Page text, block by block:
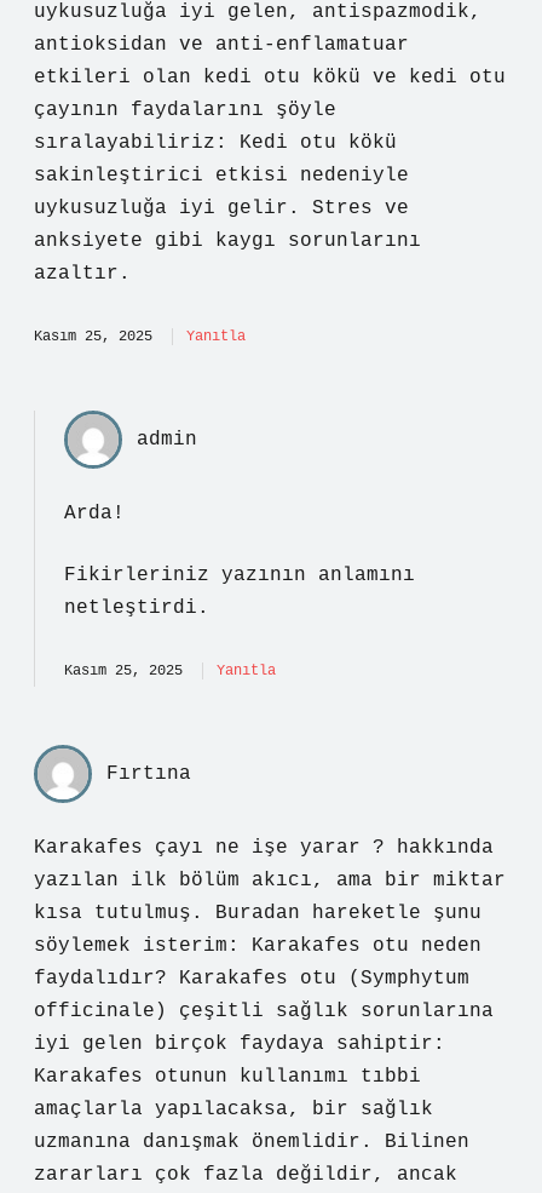
uykusuzluğa iyi gelen, antispazmodik,
antioksidan ve anti-enflamatuar
etkileri olan kedi otu kökü ve kedi otu
çayının faydalarını şöyle
sıralayabiliriz: Kedi otu kökü
sakinleştirici etkisi nedeniyle
uykusuzluğa iyi gelir. Stres ve
anksiyete gibi kaygı sorunlarını
azaltır.
Kasım 25, 2025 Yanıtla
admin
Arda!
Fikirleriniz yazının anlamını
netleştirdi.
Kasım 25, 2025 Yanıtla
Fırtına
Karakafes çayı ne işe yarar ? hakkında
yazılan ilk bölüm akıcı, ama bir miktar
kısa tutulmuş. Buradan hareketle şunu
söylemek isterim: Karakafes otu neden
faydalıdır? Karakafes otu (Symphytum
officinale) çeşitli sağlık sorunlarına
iyi gelen birçok faydaya sahiptir:
Karakafes otunun kullanımı tıbbi
amaçlarla yapılacaksa, bir sağlık
uzmanına danışmak önemlidir. Bilinen
zararları çok fazla değildir, ancak